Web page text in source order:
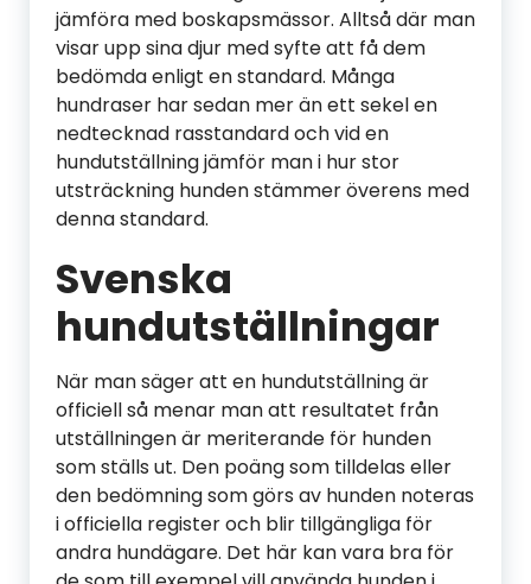
jämföra med boskapsmässor. Alltså där man
visar upp sina djur med syfte att få dem
bedömda enligt en standard. Många
hundraser har sedan mer än ett sekel en
nedtecknad rasstandard och vid en
hundutställning jämför man i hur stor
utsträckning hunden stämmer överens med
denna standard.
Svenska
hundutställningar
När man säger att en hundutställning är
officiell så menar man att resultatet från
utställningen är meriterande för hunden
som ställs ut. Den poäng som tilldelas eller
den bedömning som görs av hunden noteras
i officiella register och blir tillgängliga för
andra hundägare. Det här kan vara bra för